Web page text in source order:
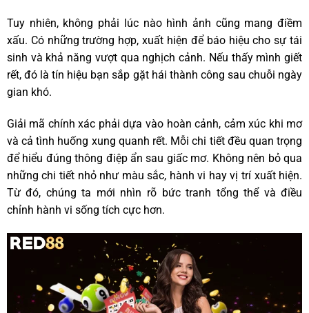
Tuy nhiên, không phải lúc nào hình ảnh cũng mang điềm
xấu. Có những trường hợp, xuất hiện để báo hiệu cho sự tái
sinh và khả năng vượt qua nghịch cảnh. Nếu thấy mình giết
rết, đó là tín hiệu bạn sắp gặt hái thành công sau chuỗi ngày
gian khó.
Giải mã chính xác phải dựa vào hoàn cảnh, cảm xúc khi mơ
và cả tình huống xung quanh rết. Mỗi chi tiết đều quan trọng
để hiểu đúng thông điệp ẩn sau giấc mơ. Không nên bỏ qua
những chi tiết nhỏ như màu sắc, hành vi hay vị trí xuất hiện.
Từ đó, chúng ta mới nhìn rõ bức tranh tổng thể và điều
chỉnh hành vi sống tích cực hơn.